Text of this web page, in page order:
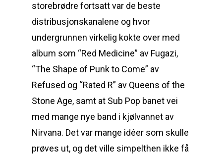
storebrødre fortsatt var de beste
distribusjonskanalene og hvor
undergrunnen virkelig kokte over med
album som “Red Medicine” av Fugazi,
“The Shape of Punk to Come” av
Refused og “Rated R” av Queens of the
Stone Age, samt at Sub Pop banet vei
med mange nye band i kjølvannet av
Nirvana. Det var mange idéer som skulle
prøves ut, og det ville simpelthen ikke få